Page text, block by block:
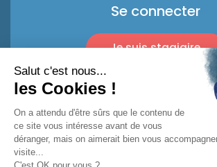
Se connecter
Je suis stagiaire